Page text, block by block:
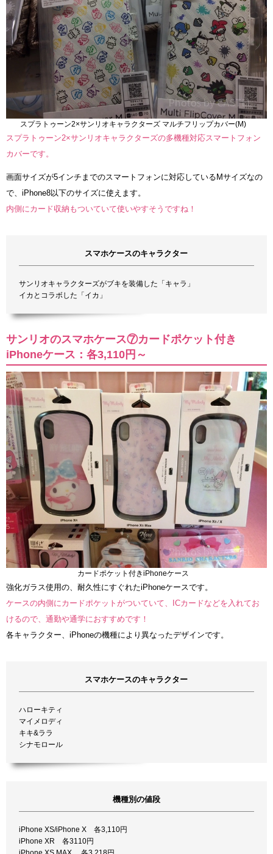
スプラトゥーン2×サンリオキャラクターズ マルチフリップカバー(M)
スプラトゥーン2×サンリオキャラクターズの多機種対応スマートフォン
カバーです。
画面サイズが5インチまでのスマートフォンに対応しているMサイズなの
で、iPhone8以下のサイズに使えます。
内側にカード収納もついていて使いやすそうですね！
スマホケースのキャラクター
サンリオキャラクターズがブキを装備した「キャラ」
イカとコラボした「イカ」
サンリオのスマホケース⑦カードポケット付き
iPhoneケース：各3,110円～
カードポケット付きiPhoneケース
強化ガラス使用の、耐久性にすぐれたiPhoneケースです。
ケースの内側にカードポケットがついていて、ICカードなどを入れてお
けるので、通勤や通学におすすめです！
各キャラクター、iPhoneの機種により異なったデザインです。
スマホケースのキャラクター
ハローキティ
マイメロディ
キキ&ララ
シナモロール
機種別の値段
iPhone XS/iPhone X 各3,110円
iPhone XR 各3110円